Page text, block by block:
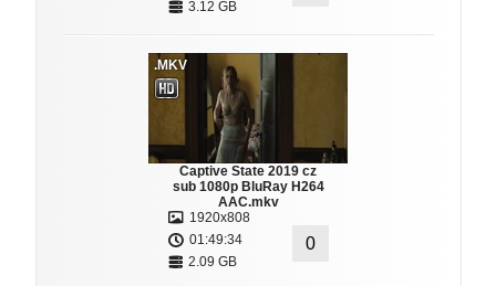
3.12 GB
.MKV
Captive State 2019 cz
sub 1080p BluRay H264
AAC.mkv
1920x808
01:49:34
2.09 GB
0